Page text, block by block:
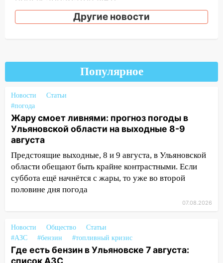
16:51
В Чердаклинском районе
16:35 В Ульяновске установили ещё
девять бункеров для крупногабаритного
мусора
16:26
В Ульяновске бесплатно покажут
матч «Волги» под открытым небом
16:12 В Ульяновском госуниверситете
разработают отечественный прибор для
цифровой ПЦР
15:47 Ульяновцы могут вернуть деньги
за абонементы закрывшегося фитнес-
клуба «Рекорд-Fitness»
области привели в порядок детские
площадки
Другие новости
Популярное
Новости
Статьи
#погода
Жару смоет ливнями: прогноз погоды в
Ульяновской области на выходные 8-9
августа
Предстоящие выходные, 8 и 9 августа, в Ульяновской
области обещают быть крайне контрастными. Если
суббота ещё начнётся с жары, то уже во второй
половине дня погода
07.08.2026
Новости Общество
Статьи
#АЗС
#бензин #топливный кризис
Где есть бензин в Ульяновске 7 августа:
список АЗС